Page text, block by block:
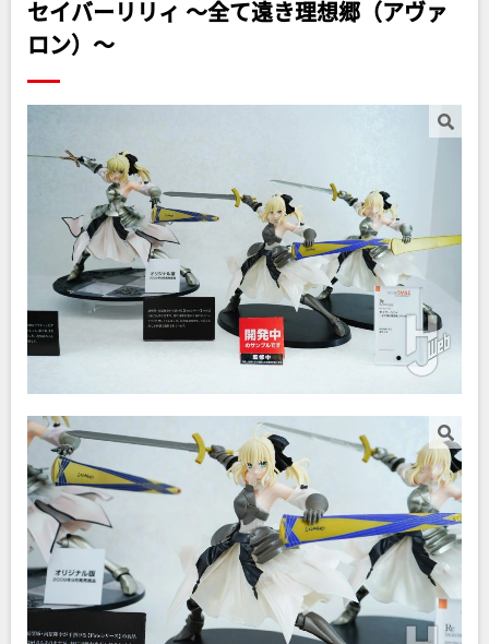
セイバーリリィ ～全て遠き理想郷（アヴァ
ロン）～